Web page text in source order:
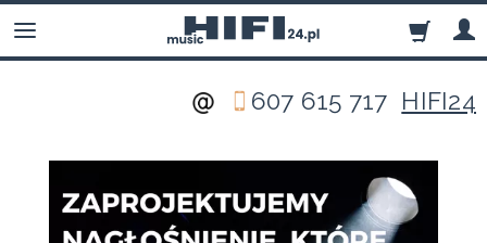
607 615 717 HIFI24